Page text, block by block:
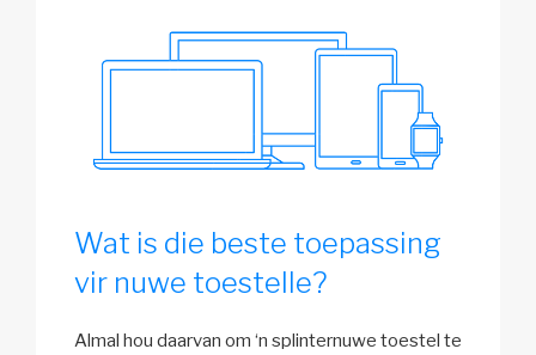
Wat is die beste toepassing
vir nuwe toestelle?
Almal hou daarvan om ‘n splinternuwe toestel te